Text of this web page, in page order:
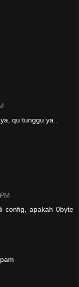
qu tunggu ya..
config, apakah 0byte